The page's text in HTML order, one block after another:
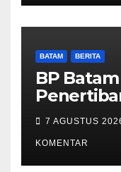
BATAM BERITA
BP
Ruang
7 AGUSTUS
KOMENTAR